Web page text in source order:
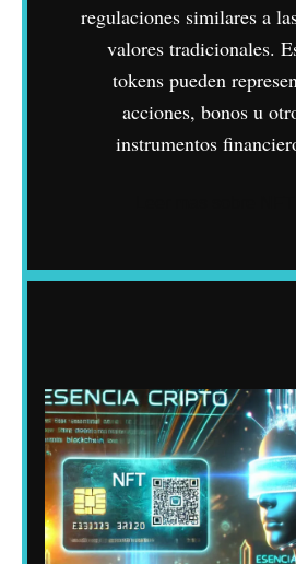
regulaciones similares a
valores tradicionales.
tokens pueden
acciones, bonos u
instrumentos